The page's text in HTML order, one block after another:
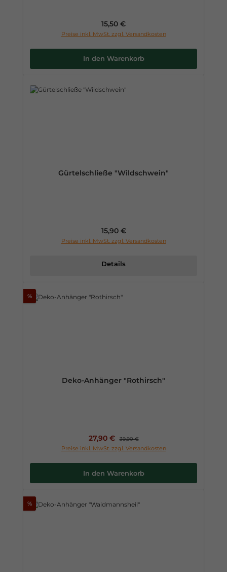
Regulärer Preis:
15,50 €
Preise inkl. MwSt. zzgl. Versandkosten
In den Warenkorb
Gürtelschließe "Wildschwein"
Regulärer Preis:
15,90 €
Preise inkl. MwSt. zzgl. Versandkosten
Details
%
Deko-Anhänger "Rothirsch"
Verkaufspreis:
27,90 € Regulärer Preis:
39,90 €
Preise inkl. MwSt. zzgl. Versandkosten
In den Warenkorb
%